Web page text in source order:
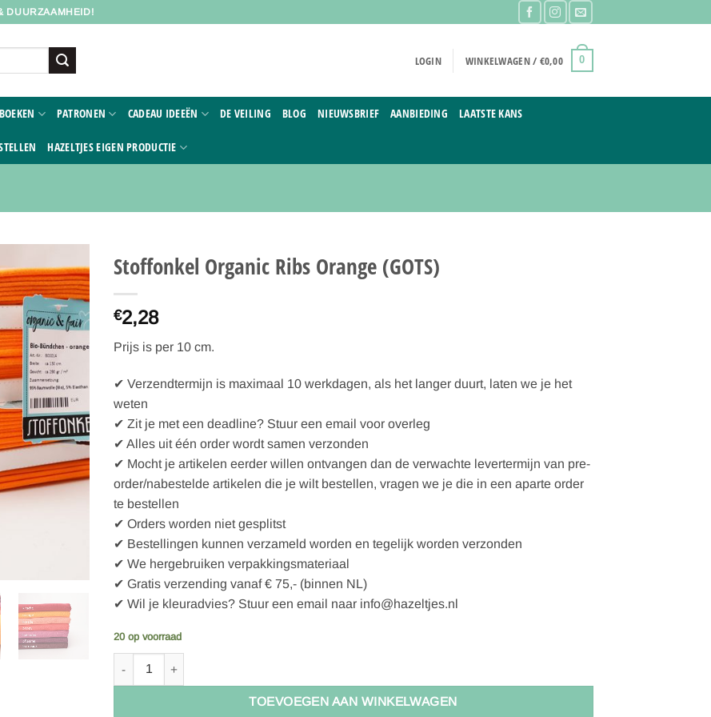
DUURZAAMHEID!
LOGIN WINKELWAGEN / €0,00 0
BOEKEN PATRONEN CADEAU IDEEËN DE VEILING BLOG NIEUWSBRIEF AANBIEDING LAATSTE KANS
HAZELTJES EIGEN PRODUCTIE
Toevoegen
aan
verlanglijst
Stoffonkel Organic Ribs Orange (GOTS)
€2,28
Prijs is per 10 cm.
✔ Verzendtermijn is maximaal 10 werkdagen, als het langer duurt, laten we je het
weten
✔ Zit je met een deadline? Stuur een email voor overleg
✔ Alles uit één order wordt samen verzonden
✔ Mocht je artikelen eerder willen ontvangen dan de verwachte levertermijn van pre-
order/nabestelde artikelen die je wilt bestellen, vragen we je die in een aparte order
te bestellen
✔ Orders worden niet gesplitst
✔ Bestellingen kunnen verzameld worden en tegelijk worden verzonden
✔ We hergebruiken verpakkingsmateriaal
✔ Gratis verzending vanaf € 75,- (binnen NL)
✔ Wil je kleuradvies? Stuur een email naar info@hazeltjes.nl
20 op voorraad
Stoffonkel Organic Ribs Orange (GOTS) aantal
TOEVOEGEN AAN WINKELWAGEN